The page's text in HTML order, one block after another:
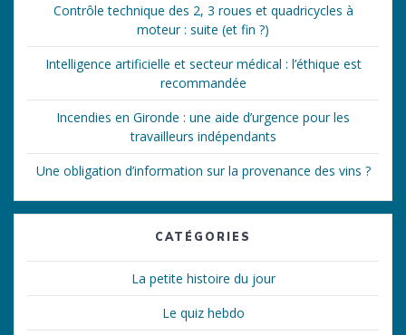
Contrôle technique des 2, 3 roues et quadricycles à
moteur : suite (et fin ?)
Intelligence artificielle et secteur médical : l’éthique est
recommandée
Incendies en Gironde : une aide d’urgence pour les
travailleurs indépendants
Une obligation d’information sur la provenance des vins ?
CATÉGORIES
La petite histoire du jour
Le quiz hebdo